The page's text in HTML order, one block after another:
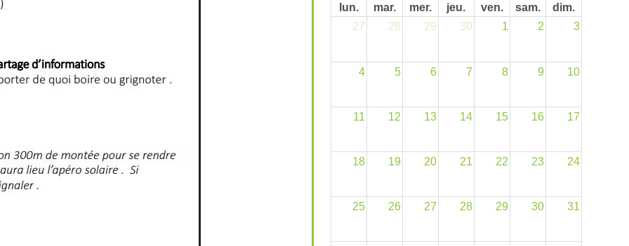
lun. mar. mer. jeu. ven. sam.
dim.
27
28 29 30 1 2 3
4 5 6 7 8 9 10
11 12 13 14 15 16 17
18 19 20 21 22 23 24
25 26 27 28 29 30 31